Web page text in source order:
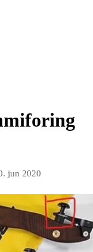
jun 2020